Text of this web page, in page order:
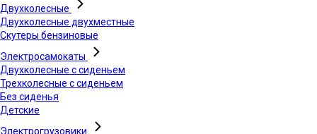
Двухколесные
Двухколесные двухместные
Скутеры бензиновые
Электросамокаты
Двухколесные с сиденьем
Трехколесные с сиденьем
Без сиденья
Детские
Электрогрузовики